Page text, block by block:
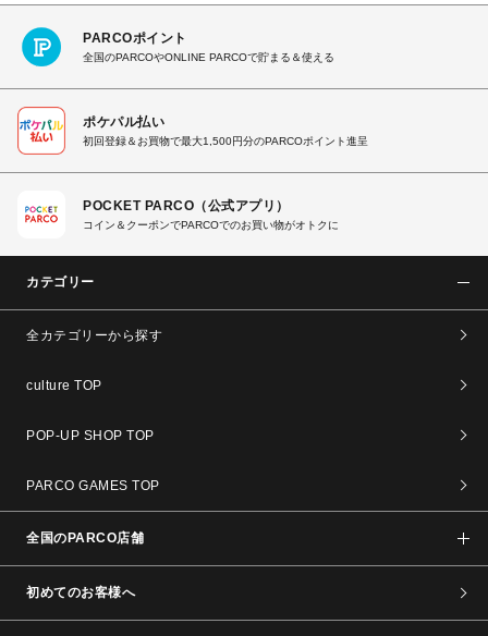
PARCOポイント
全国のPARCOやONLINE PARCOで貯まる＆使える
ポケパル払い
初回登録＆お買物で最大1,500円分のPARCOポイント進呈
POCKET PARCO（公式アプリ）
コイン＆クーポンでPARCOでのお買い物がオトクに
カテゴリー
全カテゴリーから探す
culture TOP
POP-UP SHOP TOP
PARCO GAMES TOP
全国のPARCO店舗
初めてのお客様へ